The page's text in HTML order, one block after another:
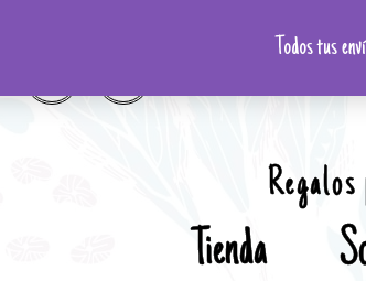
Tienda
Todos tus